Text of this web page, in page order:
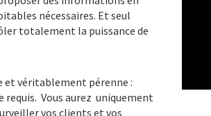
nécessaires. Et seul
totalement la puissance de
et véritablement pérenne :
requis. Vous aurez uniquement
vos clients et vos